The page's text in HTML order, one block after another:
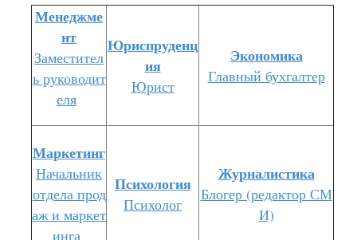
Менеджме
нт
Заместител
ь руководит
еля
Юриспруденц
ия
Юрист
Экономика
Главный бухгалтер
Маркетинг
Начальник
отдела прод
аж и маркет
инга
Психология
Психолог
Журналистика
Блогер (редактор СМ
И)